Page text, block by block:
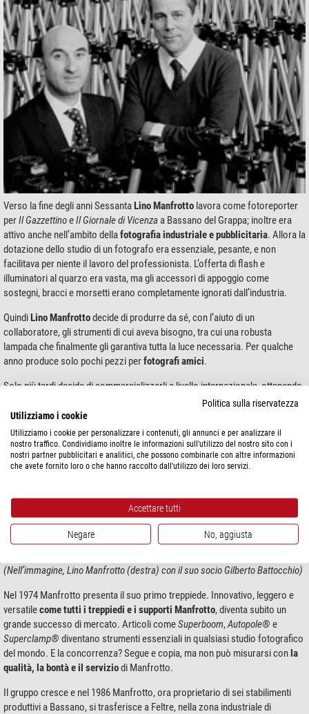
Verso la fine degli anni SessantaLino Manfrotto lavora come fotoreporter
perIl GazzettinoeIl Giornale di Vicenza a Bassano del Grappa; inoltre era
attivo anche nell’ambito dellafotografia industriale e pubblicitaria. Allora la
dotazione dello studio di un fotografo era essenziale, pesante, e non
facilitava per niente il lavoro del professionista. L’offerta di flash e
illuminatori al quarzo era vasta, ma gli accessori di appoggio come
sostegni, bracci e morsetti erano completamente ignorati dall’industria.
QuindiLino Manfrottodecide di produrre da sé, con l’aiuto di un
collaboratore, gli strumenti di cui aveva bisogno, tra cui una robusta
lampada che finalmente gli garantiva tutta la luce necessaria. Per qualche
anno produce solo pochi pezzi perfotografi amici.
Solo più tardi decide di commercializzarli a livello internazionale, ottenendo
il primo significativo ordine da un commerciante svizzero. Lino Manfrotto
trasforma così il suo garage in un laboratorio
maniglie girevoli e altritreppiedi. Ben presto però si rende conto che la
capacità produttiva non era sufficiente a soddisfare tutte le ordinazioni.
Dal garage al successo planetario
lavorava per una ditta di Bassano, e trova quindi la sua controparte ideale
orientata all’aspetto tecnico. Il nuovo arrivato trova nuove soluzioni,
trasformando le idee di Manfrottoin realtà tridimensionale. I due formano
un grande team e in pochi anni portano l’attività anni alivello
(Nell’immagine, Lino Manfrotto (destra) con il suo socio Gilberto Battocchio)
Nel 1974 Manfrotto presenta il suo primo treppiede. Innovativo, leggero e
versatilecome tutti i treppiedi e i supporti Manfrotto, diventa subito un
grande successo di mercato. Articoli comeSuperboom,Autopole® e
Superclamp® diventano strumenti essenziali in qualsiasi studio fotografico
del mondo. E la concorrenza? Segue e copia, ma non può misurarsi conla
qualità, la bontà e il serviziodi Manfrotto.
Il gruppo cresce e nel 1986 Manfrotto, ora proprietario di sei stabilimenti
produttivi a Bassano, si trasferisce a Feltre, nella zona industriale di
Politica sulla riservatezza
Utilizziamo i cookie
Utilizziamo i cookie per personalizzare i contenuti, gli annunci e per analizzare il
nostro traffico. Condividiamo inoltre le informazioni sull'utilizzo del nostro sito con i
nostri partner pubblicitari e analitici, che possono combinarle con altre informazioni
che avete fornito loro o che hanno raccolto dall'utilizzo dei loro servizi.
Accettare tutti
Negare No, aggiusta